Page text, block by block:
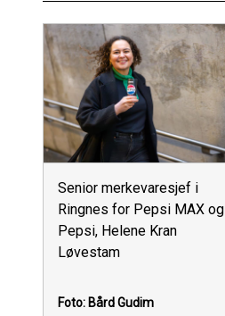
Senior merkevaresjef i
Ringnes for Pepsi MAX og
Pepsi, Helene Kran
Løvestam
Foto: Bård Gudim